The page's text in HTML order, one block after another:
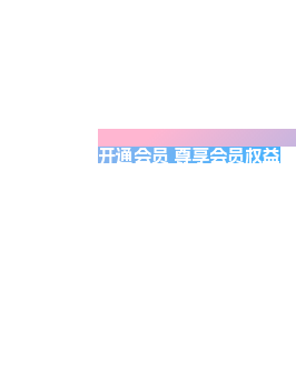
开通会员 尊享会员权益